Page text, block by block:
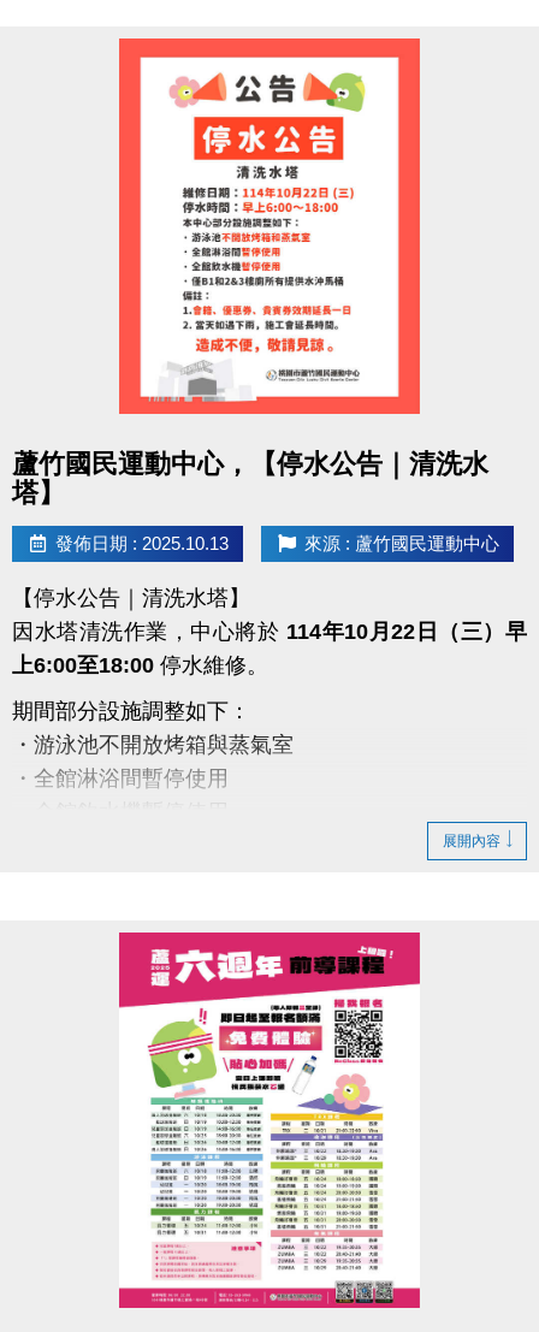
分享此貼文（設為公開）
完成後出示畫面給1樓櫃檯，即可領取
【貴賓券2張（總價值$200）】
限量600張，數量有限，先來先領！
每人限領一次，須本人親自領取，依現場登記順序發
活動期間：即日起至 11/30止 或 贈完為止。
一起動起來，為六周年喝采，
讓運動的能量不斷線，健康持續上線！
本活動由蘆竹國民運動中心主辦，活動辦法與贈品內
容以本中心現場公告為準。
中心保留活動調整、修改及最終解釋之權利。
https://www.facebook.com/profile.php?
id=61581947831365
蘆竹國民運動中心，【停水公告｜清洗水
塔】
發佈日期 : 2025.10.13 來源 : 蘆竹國民運動中心
【停水公告｜清洗水塔】
因水塔清洗作業，中心將於 114年10月22日（三）早
上6:00至18:00 停水維修。
期間部分設施調整如下：
・游泳池不開放烤箱與蒸氣室
・全館淋浴間暫停使用
2.若遇下雨，施工將順延
造成不便，敬請見諒
感謝您的理解與配合
#蘆竹國民運動中心 #停水公告 #清洗水塔
展開內容